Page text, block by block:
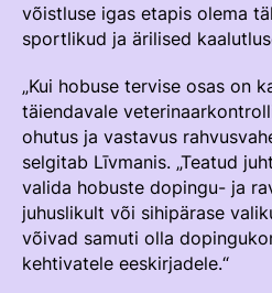
Võistlussarjad
Edetabelid
Ametnikud
Koolitused
Välisvõistlustel Osaleja
VOLTIŽEERIMINE
Välisvõistlustel Osaleja
võistluse igas etapis olema
sportlikud ja ärilised
„Kui hobuse tervise osas on
täiendavale
ohutus ja vastavus
selgitab Līvmanis. „Teatud
valida hobuste dopingu- ja
juhuslikult või sihipärase
võivad samuti olla
kehtivatele eeskirjadele.“